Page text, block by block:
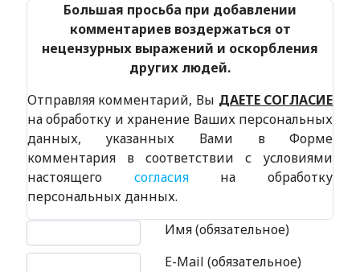
Большая просьба при добавлении
комментариев воздержаться от
нецензурных выражений и оскорбления
других людей.
Отправляя комментарий, Вы ДАЕТЕ СОГЛАСИЕ
на обработку и хранение Ваших персональных
данных, указанных Вами в Форме
комментария в соответствии с условиями
настоящего согласияна обработку
персональных данных.
Имя (обязательное)
E-Mail (обязательное)
Текст комментария